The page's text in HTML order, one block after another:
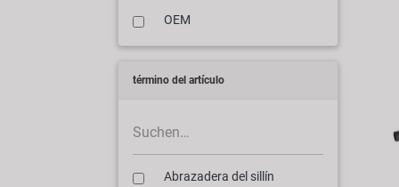
OEM
término del artículo
Abrazadera del sillín